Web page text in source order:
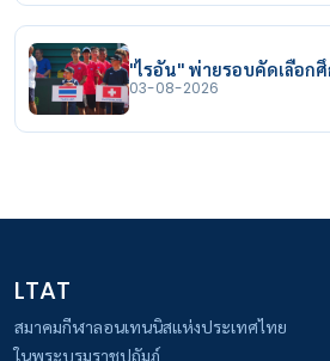
"ไรอัน" พ่ายรอบคัดเลือก
03-08-2026
LTAT
สมาคมกีฬาลอนเทนนิสแห่งประเทศไทย